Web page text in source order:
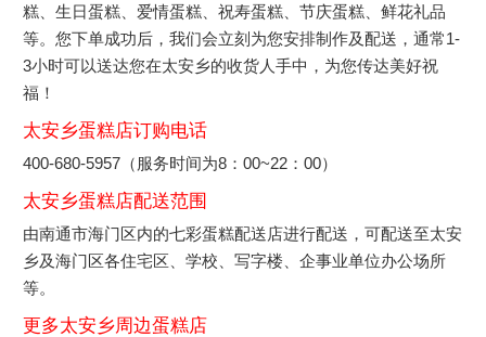
糕、生日蛋糕、爱情蛋糕、祝寿蛋糕、节庆蛋糕、鲜花礼品
等。您下单成功后，我们会立刻为您安排制作及配送，通常1-
3小时可以送达您在太安乡的收货人手中，为您传达美好祝
福！
太安乡蛋糕店订购电话
400-680-5957（服务时间为8：00~22：00）
太安乡蛋糕店配送范围
由南通市海门区内的七彩蛋糕配送店进行配送，可配送至太安
乡及海门区各住宅区、学校、写字楼、企事业单位办公场所
等。
更多太安乡周边蛋糕店